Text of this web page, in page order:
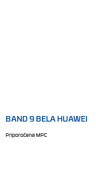
BAND 9 BELA HUAWEI
Priporočena MPC